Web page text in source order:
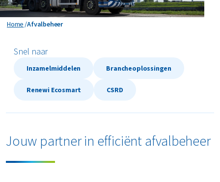
Horeca en recreatie
Industrie
Logistiek
Zakelijke dienstverlening
Bekijk alle branches
Renewi Ecosmart
CSRD
Gevaarlijk afval
Groen- en tuinafval
Mineralen
ons
Home Afvalbeheer
Afvalbeheer
Snel naar
Inzamelmiddelen Brancheoplossingen
Renewi Ecosmart CSRD
Jouw partner in efficiënt afvalbeheer